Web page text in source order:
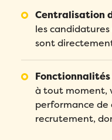
Centralisation
les
sont
à tout moment,
performance de
recrutement,